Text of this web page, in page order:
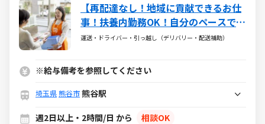
【再配達なし！地域に貢献できるお仕
事！扶養内勤務OK！自分のペースで働
ける】ワタミの宅食「まごころさん」
♪幅広い世代の方が活躍されていま
す！！
運送・ドライバー・引っ越し（デリバリー・配送補助）
※給与備考を参照してください
埼玉県熊谷市熊谷駅
週2日以上・2時間/日 から
相談OK